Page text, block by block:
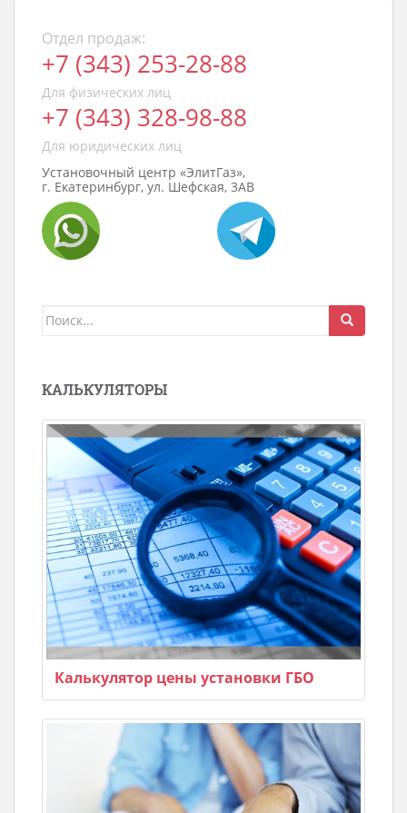
Отдел продаж:
+7 (343) 253-28-88
Для физических лиц
+7 (343) 328-98-88
Для юридических лиц
Установочный центр «ЭлитГаз»,
г. Екатеринбург, ул. Шефская, 3АВ
Поиск
КАЛЬКУЛЯТОРЫ
Калькулятор цены установки ГБО